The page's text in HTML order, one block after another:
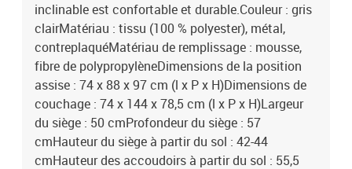
inclinable est confortable et durable.Couleur : gris
clairMatériau : tissu (100 % polyester), métal,
contreplaquéMatériau de remplissage : mousse,
fibre de polypropylèneDimensions de la position
assise : 74 x 88 x 97 cm (l x P x H)Dimensions de
couchage : 74 x 144 x 78,5 cm (l x P x H)Largeur
du siège : 50 cmProfondeur du siège : 57
cmHauteur du siège à partir du sol : 42-44
cmHauteur des accoudoirs à partir du sol : 55,5